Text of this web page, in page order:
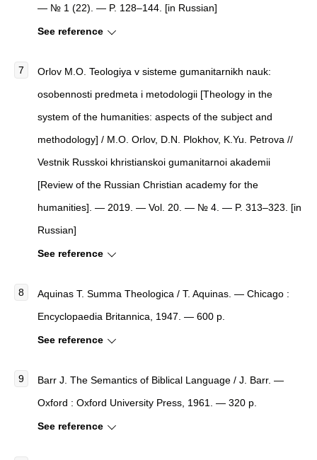
— № 1 (22). — P. 128–144. [in Russian]
See reference
Orlov M.O. Teologiya v sisteme gumanitarnikh nauk:
osobennosti predmeta i metodologii [Theology in the
system of the humanities: aspects of the subject and
methodology] / M.O. Orlov, D.N. Plokhov, K.Yu. Petrova //
Vestnik Russkoi khristianskoi gumanitarnoi akademii
[Review of the Russian Christian academy for the
humanities]. — 2019. — Vol. 20. — № 4. — P. 313–323. [in
Russian]
See reference
Aquinas T. Summa Theologica / T. Aquinas. — Chicago :
Encyclopaedia Britannica, 1947. — 600 p.
See reference
Barr J. The Semantics of Biblical Language / J. Barr. —
Oxford : Oxford University Press, 1961. — 320 p.
See reference